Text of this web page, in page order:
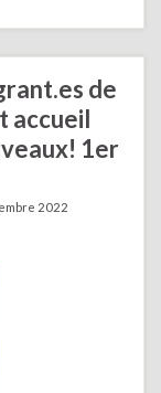
de
accueil
1er
2022